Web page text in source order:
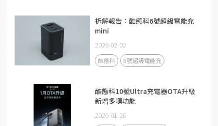
拆解報告：酷態科6號超級電能充
mini
2026-02-02
酷態科 6號超級電能充
酷態科10號Ultra充電器OTA升級
新增多項功能
2026-01-26